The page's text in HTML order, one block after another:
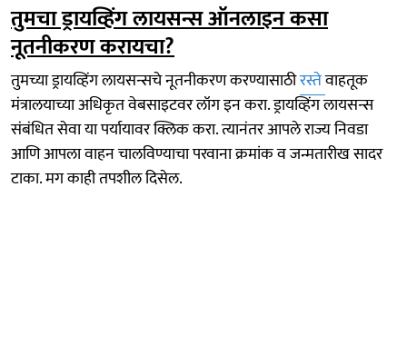
तुमचा ड्रायव्हिंग लायसन्स ऑनलाइन कसा
नूतनीकरण करायचा?
तुमच्या ड्रायव्हिंग लायसन्सचे नूतनीकरण करण्यासाठीरस्तेवाहतूक
मंत्रालयाच्या अधिकृत वेबसाइटवर लॉग इन करा. ड्रायव्हिंग लायसन्स
संबंधित सेवा या पर्यायावर क्लिक करा. त्यानंतर आपले राज्य निवडा
आणि आपला वाहन चालविण्याचा परवाना क्रमांक व जन्मतारीख सादर
टाका. मग काही तपशील दिसेल.